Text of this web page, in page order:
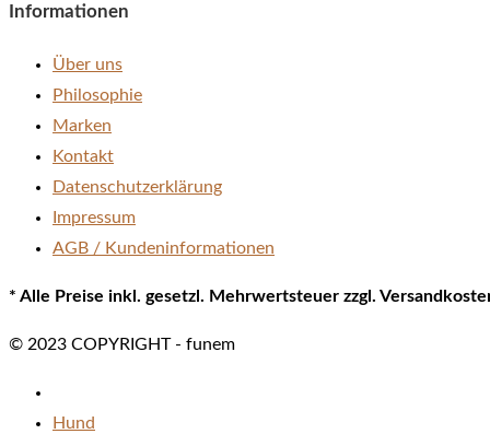
Informationen
Über uns
Philosophie
Marken
Kontakt
Datenschutzerklärung
Impressum
AGB / Kundeninformationen
* Alle Preise inkl. gesetzl. Mehrwertsteuer zzgl.
© 2023 COPYRIGHT - funem
Hund